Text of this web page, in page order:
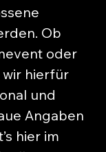
Ob
oder
hierfür
und
Angaben
hier im